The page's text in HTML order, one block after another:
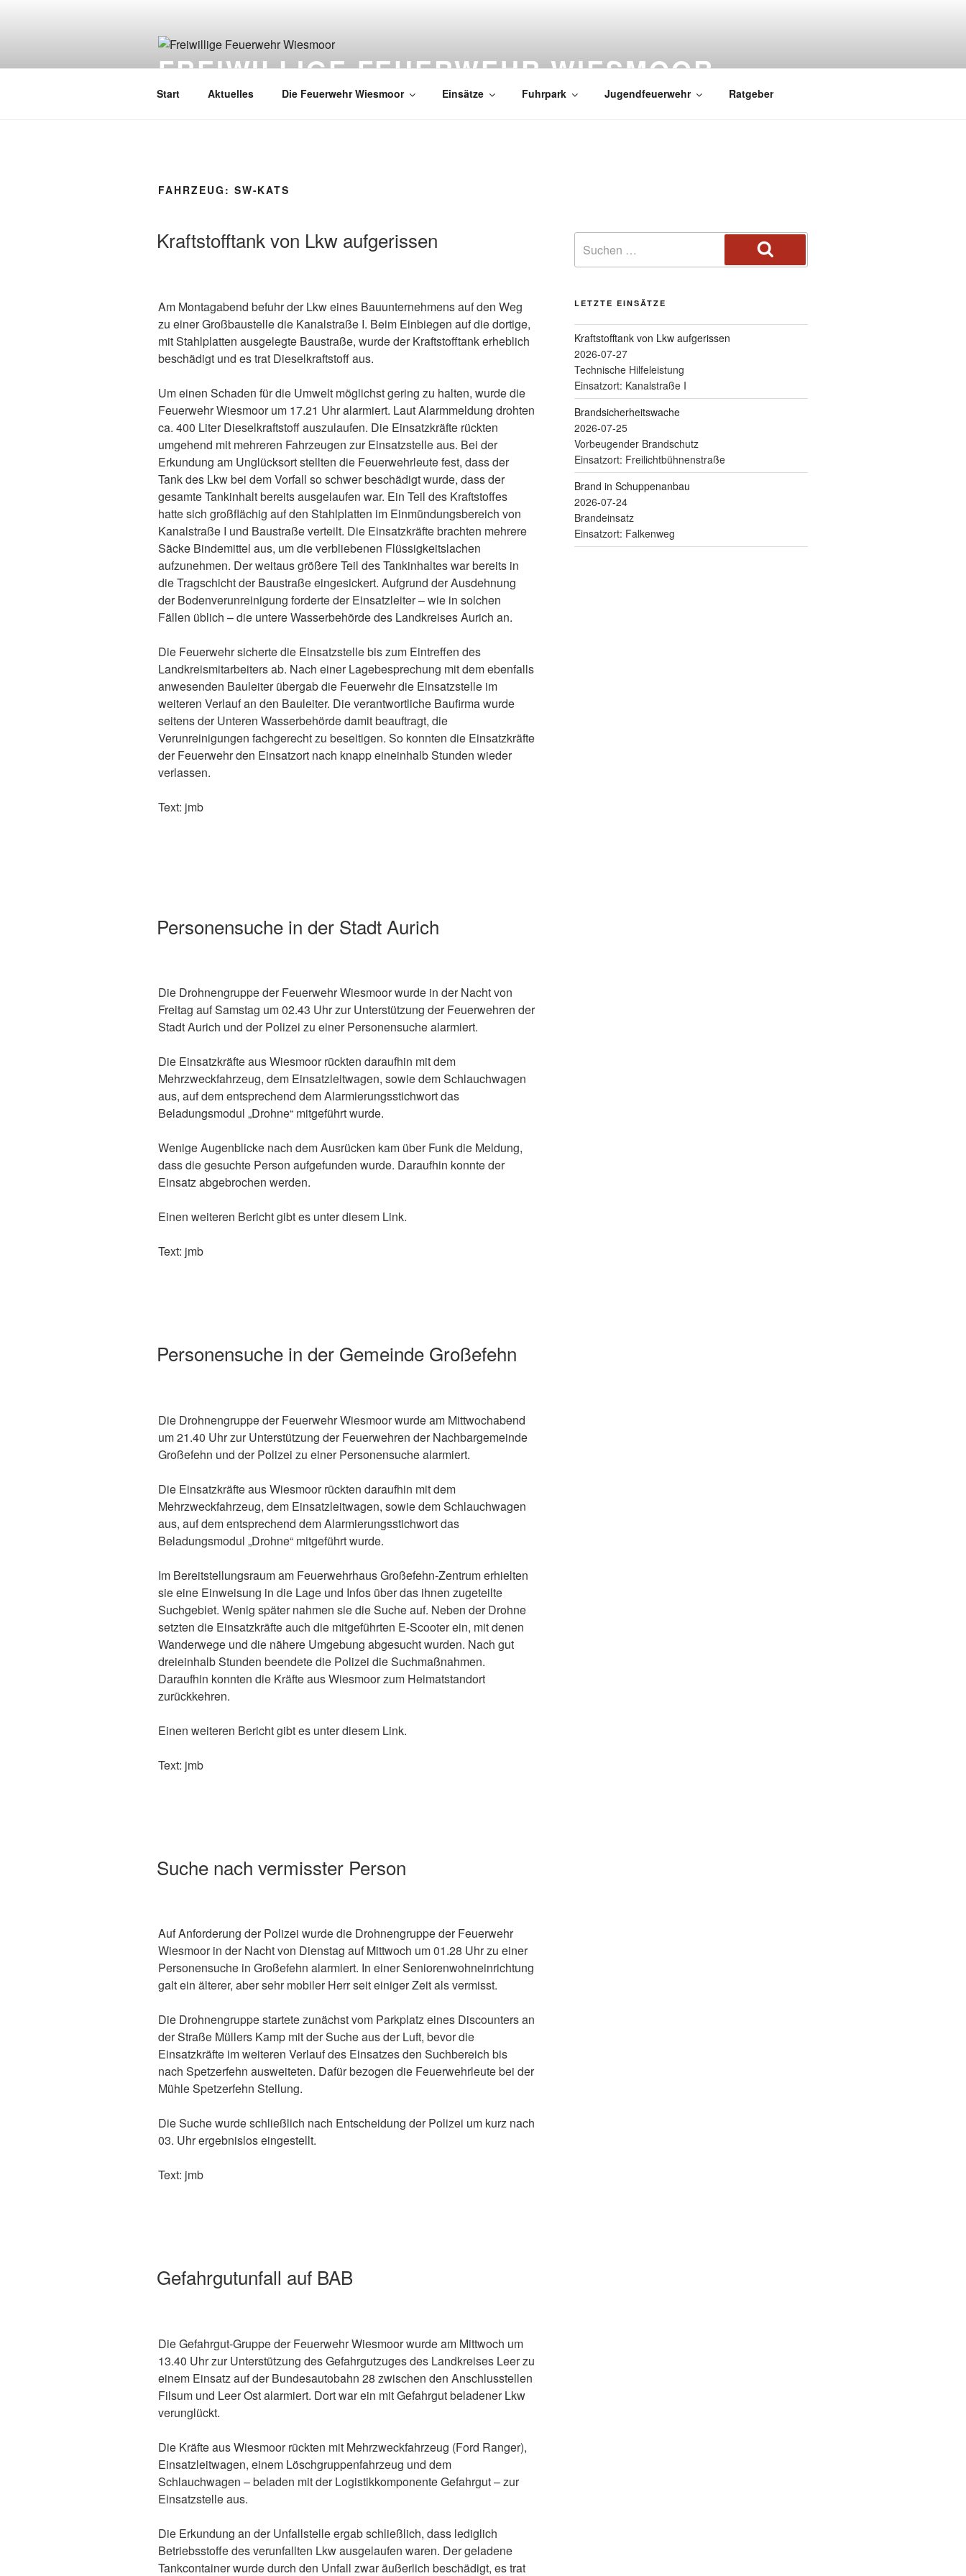
FREIWILLIGE FEUERWEHR WIESMOOR
Start Aktuelles Die Feuerwehr Wiesmoor Einsätze Fuhrpark Jugendfeuerwehr Ratgeber
FAHRZEUG: SW-KATS
Kraftstofftank von Lkw aufgerissen
Am Montagabend befuhr der Lkw eines Bauunternehmens auf den Weg
zu einer Großbaustelle die Kanalstraße I. Beim Einbiegen auf die dortige,
mit Stahlplatten ausgelegte Baustraße, wurde der Kraftstofftank erheblich
beschädigt und es trat Dieselkraftstoff aus.
Um einen Schaden für die Umwelt möglichst gering zu halten, wurde die
Feuerwehr Wiesmoor um 17.21 Uhr alarmiert. Laut Alarmmeldung drohten
ca. 400 Liter Dieselkraftstoff auszulaufen. Die Einsatzkräfte rückten
umgehend mit mehreren Fahrzeugen zur Einsatzstelle aus. Bei der
Erkundung am Unglücksort stellten die Feuerwehrleute fest, dass der
Tank des Lkw bei dem Vorfall so schwer beschädigt wurde, dass der
gesamte Tankinhalt bereits ausgelaufen war. Ein Teil des Kraftstoffes
hatte sich großflächig auf den Stahlplatten im Einmündungsbereich von
Kanalstraße I und Baustraße verteilt. Die Einsatzkräfte brachten mehrere
Säcke Bindemittel aus, um die verbliebenen Flüssigkeitslachen
aufzunehmen. Der weitaus größere Teil des Tankinhaltes war bereits in
die Tragschicht der Baustraße eingesickert. Aufgrund der Ausdehnung
der Bodenverunreinigung forderte der Einsatzleiter – wie in solchen
Fällen üblich – die untere Wasserbehörde des Landkreises Aurich an.
Die Feuerwehr sicherte die Einsatzstelle bis zum Eintreffen des
Landkreismitarbeiters ab. Nach einer Lagebesprechung mit dem ebenfalls
anwesenden Bauleiter übergab die Feuerwehr die Einsatzstelle im
weiteren Verlauf an den Bauleiter. Die verantwortliche Baufirma wurde
seitens der Unteren Wasserbehörde damit beauftragt, die
Verunreinigungen fachgerecht zu beseitigen. So konnten die Einsatzkräfte
der Feuerwehr den Einsatzort nach knapp eineinhalb Stunden wieder
verlassen.
Text: jmb
Personensuche in der Stadt Aurich
Die Drohnengruppe der Feuerwehr Wiesmoor wurde in der Nacht von
Freitag auf Samstag um 02.43 Uhr zur Unterstützung der Feuerwehren der
Stadt Aurich und der Polizei zu einer Personensuche alarmiert.
Die Einsatzkräfte aus Wiesmoor rückten daraufhin mit dem
Mehrzweckfahrzeug, dem Einsatzleitwagen, sowie dem Schlauchwagen
aus, auf dem entsprechend dem Alarmierungsstichwort das
Beladungsmodul „Drohne“ mitgeführt wurde.
Wenige Augenblicke nach dem Ausrücken kam über Funk die Meldung,
dass die gesuchte Person aufgefunden wurde. Daraufhin konnte der
Einsatz abgebrochen werden.
Einen weiteren Bericht gibt es unter diesem Link.
Text: jmb
Personensuche in der Gemeinde Großefehn
Die Drohnengruppe der Feuerwehr Wiesmoor wurde am Mittwochabend
um 21.40 Uhr zur Unterstützung der Feuerwehren der Nachbargemeinde
Großefehn und der Polizei zu einer Personensuche alarmiert.
Die Einsatzkräfte aus Wiesmoor rückten daraufhin mit dem
Mehrzweckfahrzeug, dem Einsatzleitwagen, sowie dem Schlauchwagen
aus, auf dem entsprechend dem Alarmierungsstichwort das
Beladungsmodul „Drohne“ mitgeführt wurde.
Im Bereitstellungsraum am Feuerwehrhaus Großefehn-Zentrum erhielten
sie eine Einweisung in die Lage und Infos über das ihnen zugeteilte
Suchgebiet. Wenig später nahmen sie die Suche auf. Neben der Drohne
setzten die Einsatzkräfte auch die mitgeführten E-Scooter ein, mit denen
Wanderwege und die nähere Umgebung abgesucht wurden. Nach gut
dreieinhalb Stunden beendete die Polizei die Suchmaßnahmen.
Daraufhin konnten die Kräfte aus Wiesmoor zum Heimatstandort
zurückkehren.
Einen weiteren Bericht gibt es unter diesem Link.
Text: jmb
Suche nach vermisster Person
Auf Anforderung der Polizei wurde die Drohnengruppe der Feuerwehr
Wiesmoor in der Nacht von Dienstag auf Mittwoch um 01.28 Uhr zu einer
Personensuche in Großefehn alarmiert. In einer Seniorenwohneinrichtung
galt ein älterer, aber sehr mobiler Herr seit einiger Zeit als vermisst.
Die Drohnengruppe startete zunächst vom Parkplatz eines Discounters an
der Straße Müllers Kamp mit der Suche aus der Luft, bevor die
Einsatzkräfte im weiteren Verlauf des Einsatzes den Suchbereich bis
nach Spetzerfehn ausweiteten. Dafür bezogen die Feuerwehrleute bei der
Mühle Spetzerfehn Stellung.
Die Suche wurde schließlich nach Entscheidung der Polizei um kurz nach
03. Uhr ergebnislos eingestellt.
Text: jmb
Gefahrgutunfall auf BAB
Die Gefahrgut-Gruppe der Feuerwehr Wiesmoor wurde am Mittwoch um
13.40 Uhr zur Unterstützung des Gefahrgutzuges des Landkreises Leer zu
einem Einsatz auf der Bundesautobahn 28 zwischen den Anschlusstellen
Filsum und Leer Ost alarmiert. Dort war ein mit Gefahrgut beladener Lkw
verunglückt.
Die Kräfte aus Wiesmoor rückten mit Mehrzweckfahrzeug (Ford Ranger),
Einsatzleitwagen, einem Löschgruppenfahrzeug und dem
Schlauchwagen – beladen mit der Logistikkomponente Gefahrgut – zur
Einsatzstelle aus.
Die Erkundung an der Unfallstelle ergab schließlich, dass lediglich
Betriebsstoffe des verunfallten Lkw ausgelaufen waren. Der geladene
Tankcontainer wurde durch den Unfall zwar äußerlich beschädigt, es trat
LETZTE EINSÄTZE
Kraftstofftank von Lkw aufgerissen
2026-07-27
Technische Hilfeleistung
Einsatzort: Kanalstraße I
Brandsicherheitswache
2026-07-25
Vorbeugender Brandschutz
Einsatzort: Freilichtbühnenstraße
Brand in Schuppenanbau
2026-07-24
Brandeinsatz
Einsatzort: Falkenweg